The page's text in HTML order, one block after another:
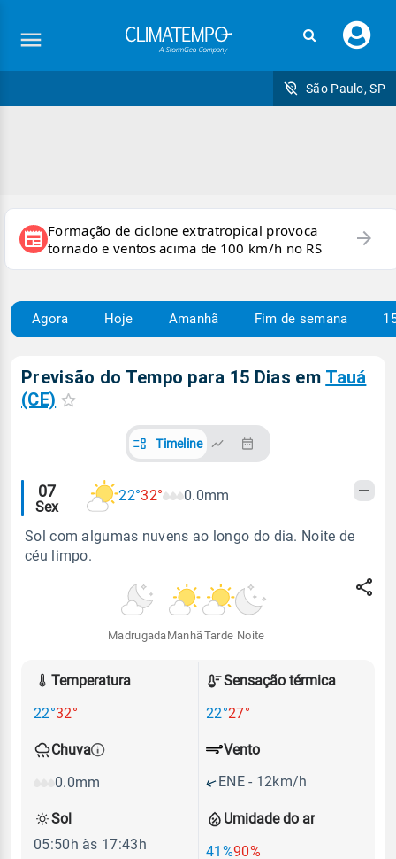
seu
São Paulo, SP
newspaper Formação de ciclone extratropical provoca
tornado e ventos acima de 100 km/h no RS
arrow_forward
Agora Hoje Amanhã Fim de semana
Previsão do Tempo para 15 Dias em Tauá
(CE)
Timeline
Alertas
meteorológicos
07
Sex
22°32° 0.0mm
Sol com algumas nuvens ao longo do dia. Noite de
céu limpo.
Madrugada Manhã Tarde Noite
Temperatura
22°32°
Sensação térmica
22°27°
Chuva
0.0mm
Umidade do ar
41%90%
Vento
ENE - 12km/h
Sol
05:50h às 17:43h